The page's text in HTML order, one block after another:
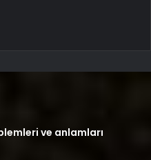
ve anlamları